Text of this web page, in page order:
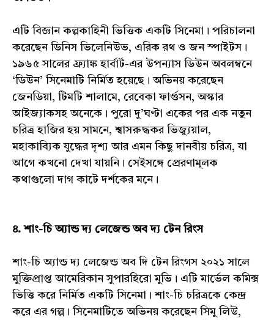
এটি বিজ্ঞান কল্পকাহিনী ভিত্তিক একটি সিনেমা। পরিচালনা
করেছেন ডিনিস ভিলেনিউভ, এরিক রথ ও জন স্পাইটস।
১৯৬৫ সালের ফ্র্যাঙ্ক হার্বার্ট-এর উপন্যাস ডিউন অবলম্বনে
‘ডিউন’ সিনেমাটি নির্মিত হয়েছে। অভিনয় করেছেন
জেনডিয়া, টিমটি শালামে, রেবেকা ফার্গুসন, অস্কার
আইজ্যাকসহ অনেকে। পুরো দু’ঘণ্টা একের পর এক নতুন
চরিত্র হাজির হয় সামনে, শ্বাসরুদ্ধকর ভিজ্যুয়াল,
মহাকাব্যিক যুদ্ধের দৃশ্য আর এমন কিছু দানবীয় চরিত্র, যা
আগে কখনো দেখা যায়নি। সেইসঙ্গে প্রেরণামূলক
কথাগুলো দাগ কাটে দর্শকের মনে।
৪. শাং-চি অ্যান্ড দ্য লেজেন্ড অব দ্য টেন রিংস
শাং-চি অ্যান্ড দ্য লেজেন্ড অব দি টেন রিংগস ২০২১ সালে
মুক্তিপ্রাপ্ত আমেরিকান সুপারহিরো মুভি। এটি মার্ভেল কমিক্স
ভিত্তি করে নির্মিত একটি সিনেমা। শাং-চি চরিত্রকে কেন্দ্র
করে এর গল্প। সিনেমাটিতে অভিনয় করেছেন সিমু লিউ,